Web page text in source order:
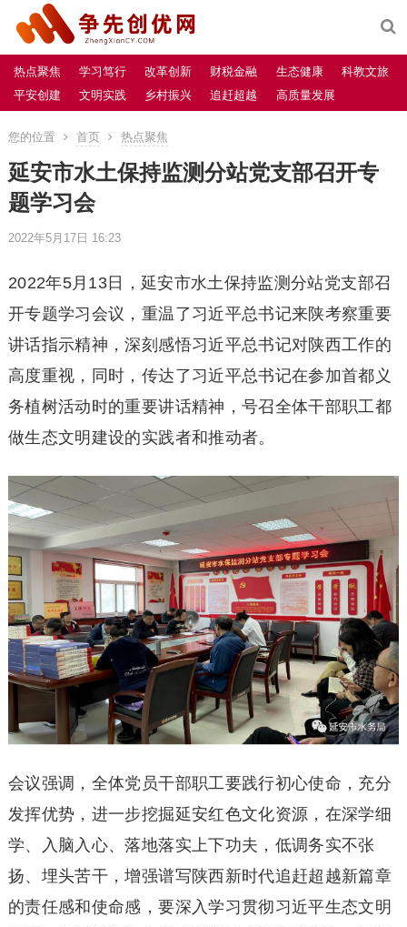
热点聚焦 学习笃行 改革创新 财税金融 生态健康
科教文旅
平安创建
文明实践 乡村振兴 追赶超越 高质量发展
您的位置 首页 热点聚焦
延安市水土保持监测分站党支部召开专
题学习会
2022年5月17日 16:23
2022年5月13日，延安市水土保持监测分站党支部召
开专题学习会议，重温了习近平总书记来陕考察重要
讲话指示精神，深刻感悟习近平总书记对陕西工作的
高度重视，同时，传达了习近平总书记在参加首都义
务植树活动时的重要讲话精神，号召全体干部职工都
做生态文明建设的实践者和推动者。
会议强调，全体党员干部职工要践行初心使命，充分
发挥优势，进一步挖掘延安红色文化资源，在深学细
学、入脑入心、落地落实上下功夫，低调务实不张
扬、埋头苦干，增强谱写陕西新时代追赶超越新篇章
的责任感和使命感，要深入学习贯彻习近平生态文明